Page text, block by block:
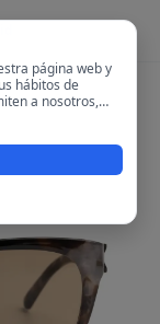
página web y
hábitos de
a nosotros,
para
aceptas el uso
y tratamiento de
de